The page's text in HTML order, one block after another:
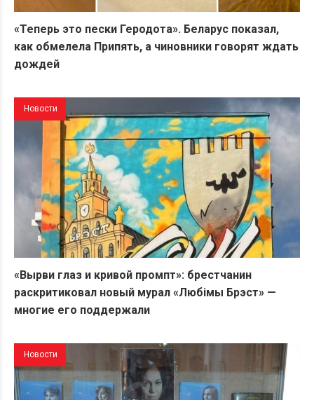
«Теперь это пески Геродота». Беларус показал,
как обмелела Припять, а чиновники говорят ждать
дождей
Новости
«Вырви глаз и кривой промпт»: брестчанин
раскритиковал новый мурал «Любiмы Брэст» —
многие его поддержали
Новости